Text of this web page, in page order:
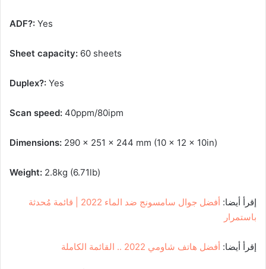
ADF?: Yes
Sheet capacity: 60 sheets
Duplex?: Yes
Scan speed: 40ppm/80ipm
Dimensions: 290 x 251 x 244 mm (10 x 12 x 10in)
Weight: 2.8kg (6.71lb)
إقرأ أيضا:
أفضل جوال سامسونج ضد الماء 2022 | قائمة مُحدثة
باستمرار
إقرأ أيضا: أفضل هاتف شاومي 2022 .. القائمة الكاملة